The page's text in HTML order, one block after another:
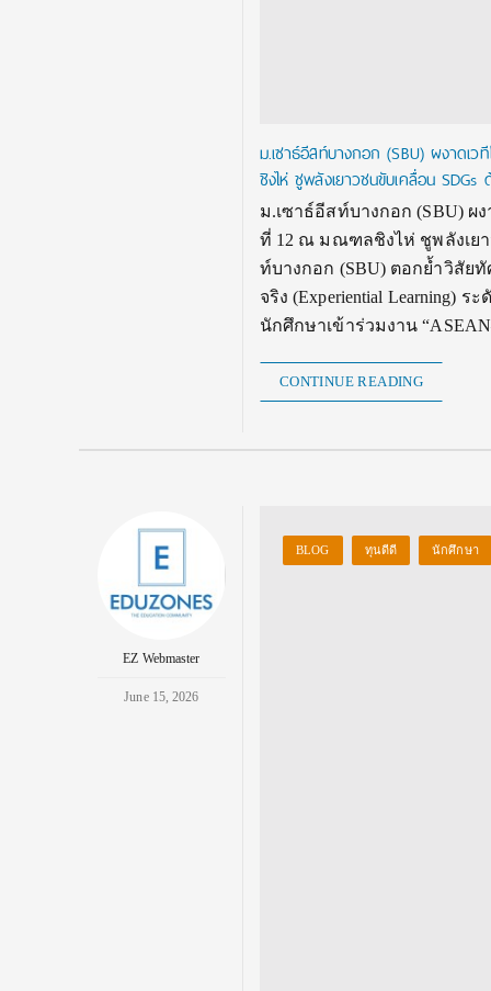
ม.เซาธ์อีสท์บางกอก (SBU) ผงาดเ
ชิงไห่ ชูพลังเยาวชนขับเคลื่อน
ม.เซาธ์อีสท์บางกอก (SBU) ผง
ที่ 12 ณ มณฑลชิงไห่ ชูพลังเย
ท์บางกอก (SBU) ตอกย้ำวิสั
จริง (Experiential
นักศึกษาเข้าร่วมงาน
CONTINUE READING
EZ Webmaster
June 15, 2026
BLOG ทุนดีดี นักศึกษา